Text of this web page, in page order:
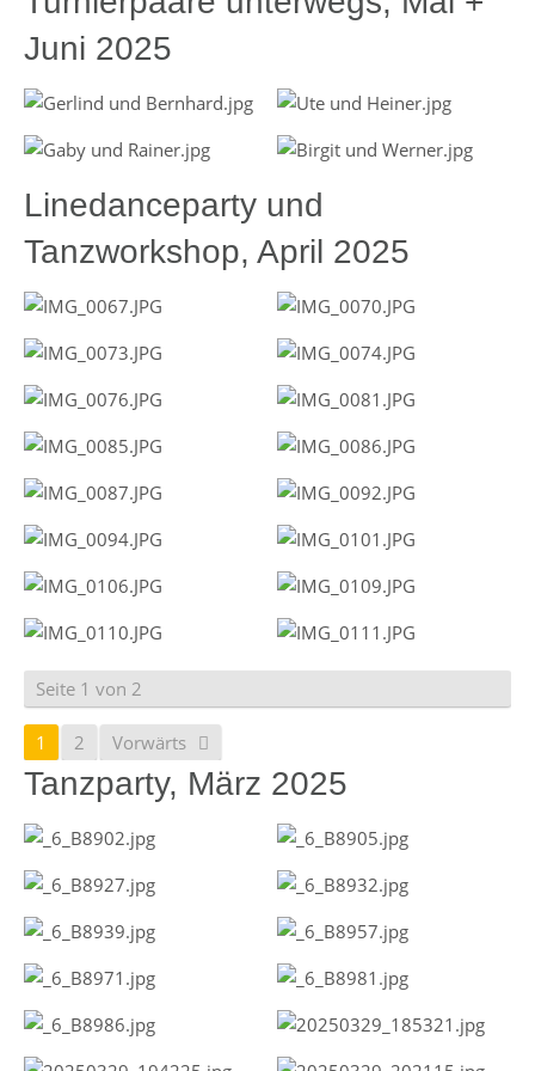
Juni 2025
Linedanceparty und
Tanzworkshop, April 2025
Seite 1 von 2
1 2 Vorwärts
Tanzparty, März 2025